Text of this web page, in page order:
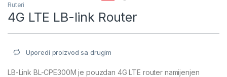
Ruteri
4G LTE LB-link Router
Uporedi proizvod sa drugim
LB-Link BL-CPE300M je pouzdan 4G LTE router namijenjen